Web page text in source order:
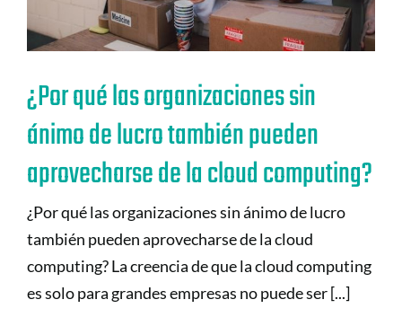
¿Por qué las organizaciones sin
ánimo de lucro también pueden
aprovecharse de la cloud computing?
¿Por qué las organizaciones sin ánimo de lucro
también pueden aprovecharse de la cloud
computing? La creencia de que la cloud computing
es solo para grandes empresas no puede ser [...]